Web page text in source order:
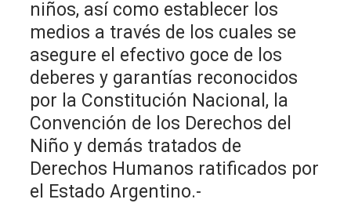
niños, así como establecer los
medios a través de los cuales se
asegure el efectivo goce de los
deberes y garantías reconocidos
por la Constitución Nacional, la
Convención de los Derechos del
Niño y demás tratados de
Derechos Humanos ratificados por
el Estado Argentino.-